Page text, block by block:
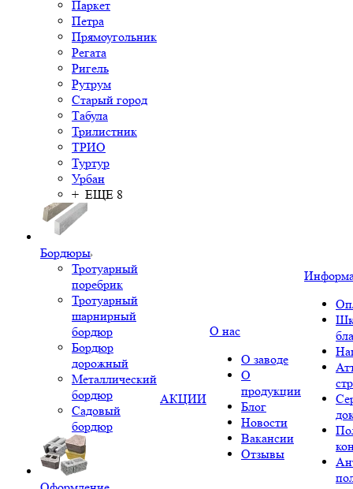
Паркет
Петра
Прямоугольник
Регата
Ригель
Рутрум
Старый город
Табула
Трилистник
ТРИО
Туртур
Урбан
+ ЕЩЕ 8
Бордюры
Тротуарный
поребрик
Тротуарный
шарнирный
бордюр
Бордюр
дорожный
Металлический
бордюр
Садовый
бордюр
АКЦИИ
О нас
О заводе
О
продукции
Блог
Новости
Вакансии
Отзывы